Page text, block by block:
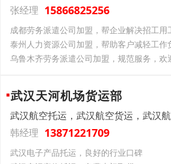
张经理 15866825256
成都劳务派遣公司加盟，帮企业解决招工用
泰州人力资源公司加盟，帮助客户减轻工作
乌鲁木齐劳务派遣公司加盟，规范服务，欢
武汉天河机场货运部
武汉航空托运，武汉航空货运，武汉
韩经理 13871221709
武汉电子产品托运，良好的行业口碑